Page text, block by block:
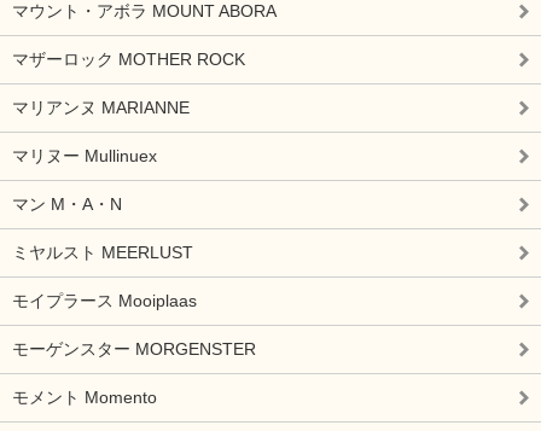
マウント・アボラ MOUNT ABORA
マザーロック MOTHER ROCK
マリアンヌ MARIANNE
マリヌー Mullinuex
マン M・A・N
ミヤルスト MEERLUST
モイプラース Mooiplaas
モーゲンスター MORGENSTER
モメント Momento